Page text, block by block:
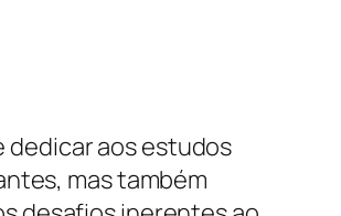
dedicar aos estudos
mas também